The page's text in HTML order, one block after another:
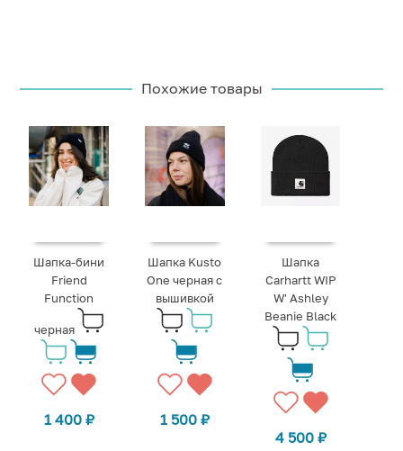
Похожие товары
Шапка-бини
Friend
Function
черная
1 400 ₽
Шапка Kusto
One черная с
вышивкой
1 500 ₽
Шапка
Carhartt WIP
W' Ashley
Beanie Black
4 500 ₽